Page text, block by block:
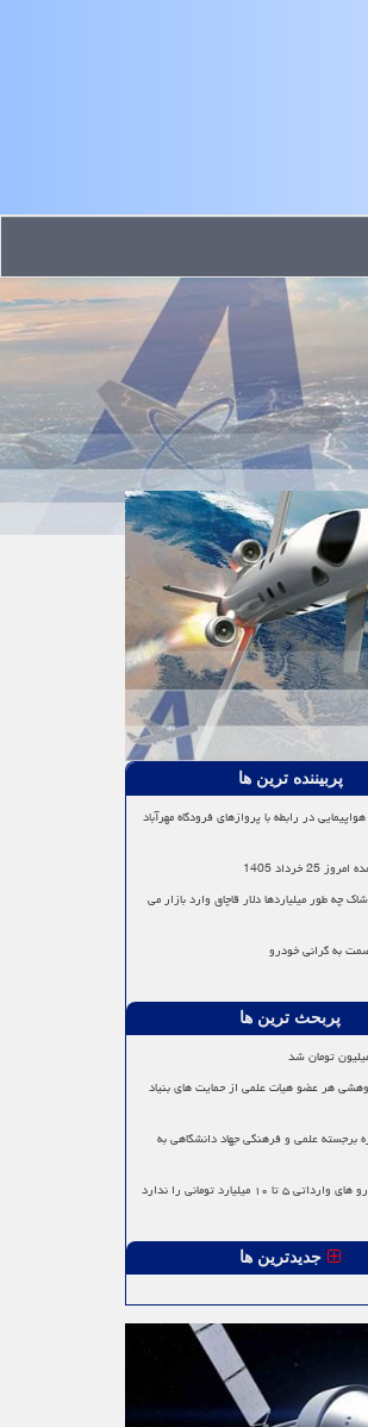
پربیننده ترین ها
در رابطه با پروازهای فرودگاه مهرآباد
خرداد 1405
چه طور میلیاردها دلار قاچاق وارد بازار می
به گرانی خودرو
پربحث ترین ها
هر عضو هیات علمی از حمایت های بنیاد
برجسته علمی و فرهنگی جهاد دانشگاهی به
۱۰ میلیارد تومانی را ندارد
جدیدترین ها